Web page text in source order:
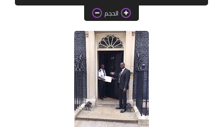
خواطر قصصية
صور
علوم وبحوث
فيديو
مجرد راى
منوعات
الحجم